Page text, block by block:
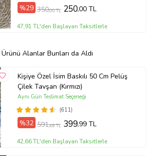
%29 350,00 TL 250,00 TL
47,91 TL'den Başlayan Taksitlerle
Alanlar Bunları da Aldı
Kişiye Özel İsim Baskılı 50 Cm Pelüş
Çilek Tavşan (Kırmızı)
(611)
Aynı Gün Teslimat Seçeneği
%32 591,48 TL 399,99 TL
42,66 TL'den Başlayan Taksitlerle